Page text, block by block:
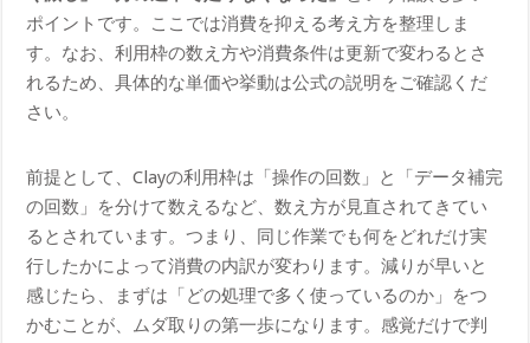
ポイントです。ここでは消費を抑える考え方を整理しま
す。なお、利用枠の数え方や消費条件は更新で変わるとさ
れるため、具体的な単価や挙動は公式の説明をご確認くだ
さい。
前提として、Clayの利用枠は「操作の回数」と「データ補完
の回数」を分けて数えるなど、数え方が見直されてきてい
るとされています。つまり、同じ作業でも何をどれだけ実
行したかによって消費の内訳が変わります。減りが早いと
感じたら、まずは「どの処理で多く使っているのか」をつ
かむことが、ムダ取りの第一歩になります。感覚だけで判